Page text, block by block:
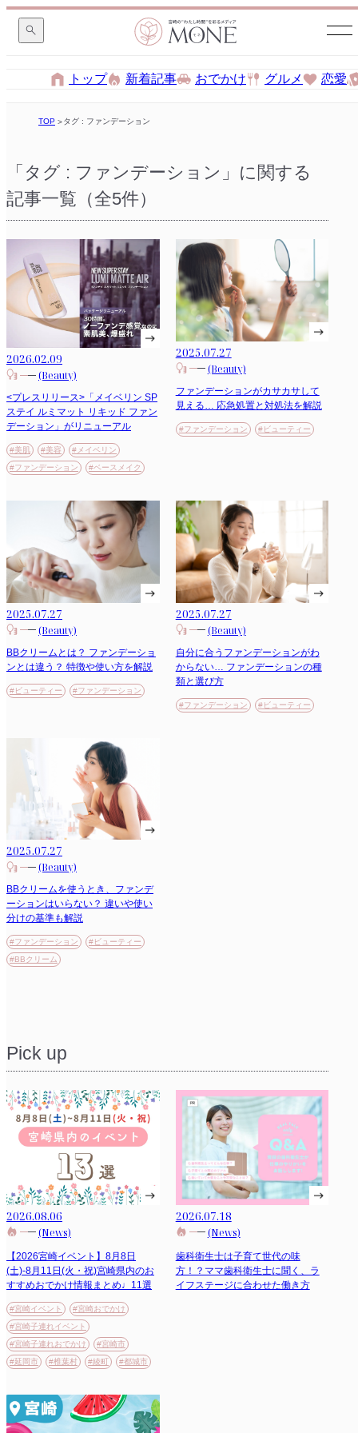
トップ 新着記事 おでかけ グルメ 恋愛
TOP タグ : ファンデーション
「タグ : ファンデーション」に関する
記事一覧（全5件）
2026.02.09
(Beauty)
<プレスリリース>「メイベリン SP
ステイ ルミマット リキッド ファン
デーション」がリニューアル
#美肌 #美容
#メイベリン
#ファンデーション
#ベースメイク
2025.07.27
(Beauty)
ファンデーションがカサカサして
見える… 応急処置と対処法を解説
#ファンデーション #ビューティー
2025.07.27
(Beauty)
BBクリームとは？ ファンデーショ
ンとは違う？ 特徴や使い方を解説
#ビューティー #ファンデーション
2025.07.27
(Beauty)
自分に合うファンデーションがわ
からない… ファンデーションの種
類と選び方
#ファンデーション #ビューティー
2025.07.27
(Beauty)
BBクリームを使うとき、ファンデ
ーションはいらない？ 違いや使い
分けの基準も解説
#ファンデーション
#ビューティー
#BBクリーム
Pick up
2026.08.06
(News)
【2026宮崎イベント】8月8日
(土)-8月11日(火・祝)宮崎県内のお
すすめおでかけ情報まとめ♩11選
#宮崎イベント
#宮崎おでかけ
#宮崎子連れイベント
#宮崎子連れおでかけ
#宮崎市
#延岡市
#椎葉村 #綾町 #都城市
2026.07.18
(News)
歯科衛生士は子育て世代の味
方！？ママ歯科衛生士に聞く、ラ
イフステージに合わせた働き方